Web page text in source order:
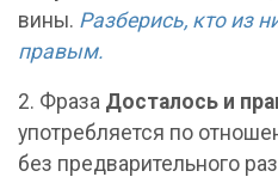
вины. Разберись, кто из
правым.
2. Фраза Досталось и
употребляется по
без предварительного